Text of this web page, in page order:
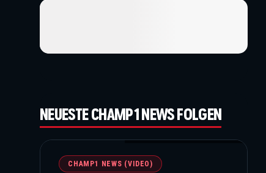
NEUESTE CHAMP1 NEWS FOLGEN
CHAMP1 NEWS (VIDEO)